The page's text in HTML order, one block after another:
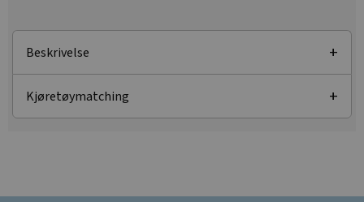
Beskrivelse
Kjøretøymatching